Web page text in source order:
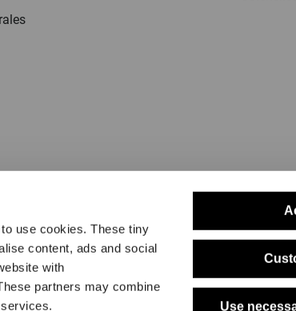
use cookies. These tiny
content, ads and social
with
partners may combine
Use
Mentions légales